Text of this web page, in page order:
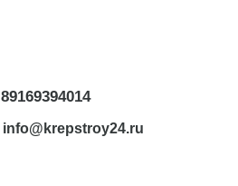
89169394014
info@krepstroy24.ru